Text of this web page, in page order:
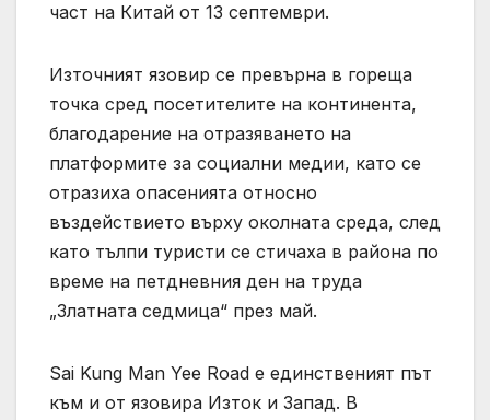
част на Китай от 13 септември.
Източният язовир се превърна в гореща
точка сред посетителите на континента,
благодарение на отразяването на
платформите за социални медии, като се
отразиха опасенията относно
въздействието върху околната среда, след
като тълпи туристи се стичаха в района по
време на петдневния ден на труда
„Златната седмица“ през май.
Sai Kung Man Yee Road е единственият път
към и от язовира Изток и Запад. В